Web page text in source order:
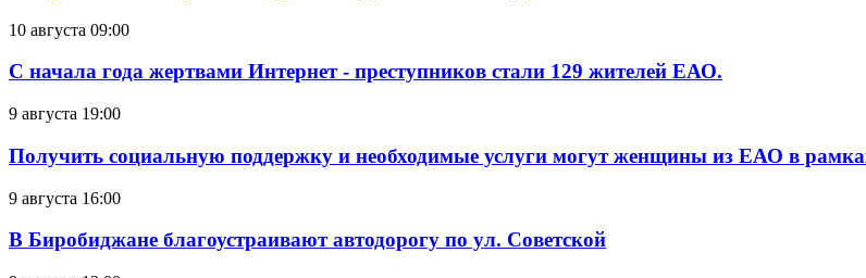
10 августа 09:00
С начала года жертвами Интернет - преступников стали 129 жителей ЕАО.
9 августа 19:00
Получить социальную поддержку и необходимые услуги могут женщины из ЕАО в
9 августа 16:00
В Биробиджане благоустраивают автодорогу по ул. Советской